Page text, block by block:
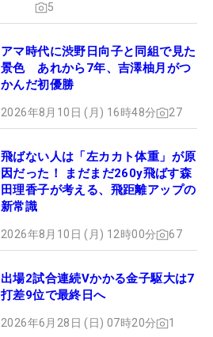
5
アマ時代に渋野日向子と同組で見た
景色 あれから7年、吉澤柚月がつ
かんだ初優勝
2026年8月10日 (月) 16時48分 27
飛ばない人は「左カカト体重」が原
因だった！ まだまだ260y飛ばす森
田理香子が考える、飛距離アップの
新常識
2026年8月10日 (月) 12時00分 67
出場2試合連続Vかかる金子駆大は7
打差9位で最終日へ
2026年6月28日 (日) 07時20分 1